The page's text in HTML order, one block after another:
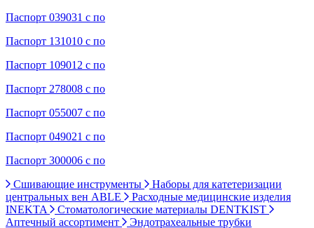
Паспорт 039031 с по
Паспорт 131010 с по
Паспорт 109012 с по
Паспорт 278008 с по
Паспорт 055007 с по
Паспорт 049021 с по
Паспорт 300006 с по
Сшивающие инструменты
Наборы для катетеризации
центральных вен ABLE
Расходные медицинские изделия
INEKTA
Стоматологические материалы DENTKIST
Аптечный ассортимент
Эндотрахеальные трубки